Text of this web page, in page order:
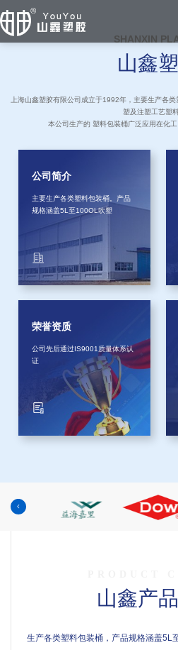
SHANXIN
山鑫
上海山鑫塑胶有限公司成立于1992年，主要生产各
塑及注塑工艺塑料
本公司生产的 塑料包装桶广泛应用在化工
公司简介
主要生产各类塑料包装桶。产品
规格涵盖5L至100OL吹塑
荣誉资质
公司先后通过IS9001质量体系认
证
山鑫产
生产各类塑料包装桶，产品规格涵盖5L